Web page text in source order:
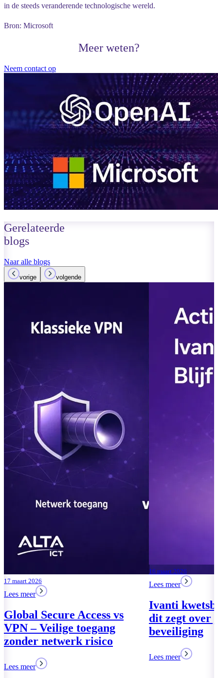
in de steeds veranderende technologische wereld.
Bron: Microsoft
Meer weten?
Neem contact op
Gerelateerde
blogs
Naar alle blogs
vorige volgende
Lees meer
dit zegt over jouw IT-
beveiliging
Lees meer
Private
Microsoft
Lees meer